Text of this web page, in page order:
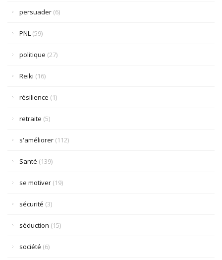
persuader (6)
PNL (59)
politique (27)
Reiki (16)
résilience (1)
retraite (5)
s'améliorer (112)
Santé (139)
se motiver (19)
sécurité (3)
séduction (15)
société (6)